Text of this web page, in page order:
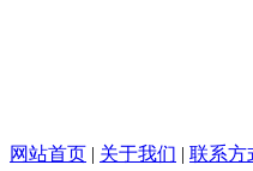
网站首页 | 关于我们 | 联系方